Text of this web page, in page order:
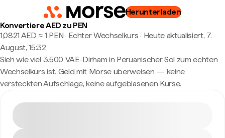
Herunterladen
Konvertiere AED zu PEN
1,0821 AED ≈ 1 PEN · Echter Wechselkurs · Heute aktualisiert, 7.
August, 15:32
Sieh wie viel 3.500 VAE-Dirham in Peruanischer Sol zum echten
Wechselkurs ist. Geld mit Morse überweisen — keine
versteckten Aufschläge, keine aufgeblasenen Kurse.